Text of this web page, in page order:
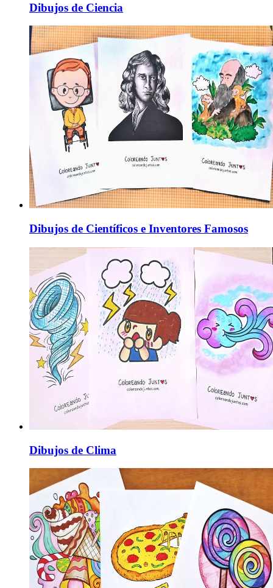
Dibujos de Ciencia
Dibujos de Científicos e Inventores Famosos
Dibujos de Clima